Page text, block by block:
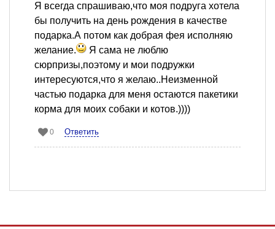
Я всегда спрашиваю,что моя подруга хотела
бы получить на день рождения в качестве
подарка.А потом как добрая фея исполняю
желание.
Я сама не люблю
сюрпризы,поэтому и мои подружки
интересуются,что я желаю..Неизменной
частью подарка для меня остаются пакетики
корма для моих собаки и котов.))))
0 Ответить